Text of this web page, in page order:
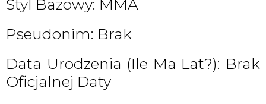
Styl Bazowy: MMA
Pseudonim: Brak
Data Urodzenia (ile Ma Lat?): Brak
Oficjalnej Daty